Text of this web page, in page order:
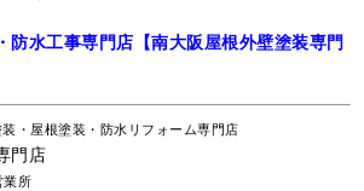
防水工事専門店【南大阪屋根外壁塗装専門
・屋根塗装・防水リフォーム専門店
門店
業所